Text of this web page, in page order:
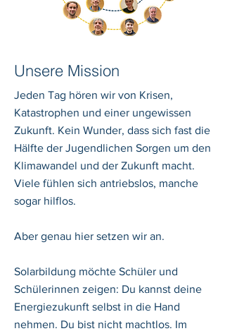
Unsere Mission
Jeden Tag hören wir von Krisen,
Katastrophen und einer ungewissen
Zukunft. Kein Wunder, dass sich fast die
Hälfte der Jugendlichen Sorgen um den
Klimawandel und der Zukunft macht.
Viele fühlen sich antriebslos, manche
sogar hilflos.
Aber genau hier setzen wir an.
Solarbildung möchte Schüler und
Schülerinnen zeigen: Du kannst deine
Energiezukunft selbst in die Hand
nehmen. Du bist nicht machtlos. Im